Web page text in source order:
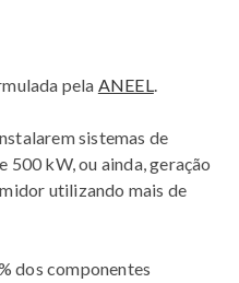
pela ANEEL.
sistemas de
kW, ou ainda, geração
utilizando mais de
dos componentes